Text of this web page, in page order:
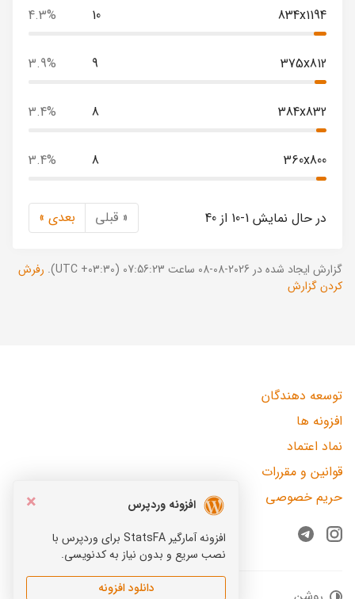
834x1194
10
4.3%
375x812
9
3.9%
384x832
8
3.4%
360x800
8
3.4%
در حال نمایش 1-10 از 40 « قبلی بعدی »
گزارش ایجاد شده در 2026-08-08 ساعت 07:56:23 (UTC +03:30).
رفرش
کردن گزارش
×
افزونه وردپرس
افزونه آمارگیر StatsFA برای وردپرس با
نصب سریع و بدون نیاز به کدنویسی.
دانلود افزونه
توسعه دهندگان
افزونه ها
نماد اعتماد
قوانین و مقررات
حریم خصوصی
Instagram
Telegram